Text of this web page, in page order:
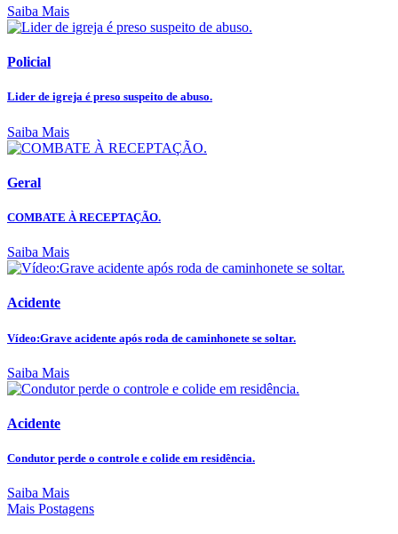
Saiba Mais
Policial
Lider de igreja é preso suspeito de abuso.
Saiba Mais
Geral
COMBATE À RECEPTAÇÃO.
Saiba Mais
Acidente
Vídeo:Grave acidente após roda de caminhonete se soltar.
Saiba Mais
Acidente
Condutor perde o controle e colide em residência.
Saiba Mais
Mais Postagens